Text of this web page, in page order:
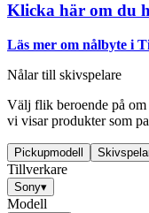
Klicka här om du
Läs mer om nålbyte i
Nålar till skivspelare
Välj flik beroende på
vi visar produkter som
Pickupmodell
Tillverkare
Sony▾
Modell